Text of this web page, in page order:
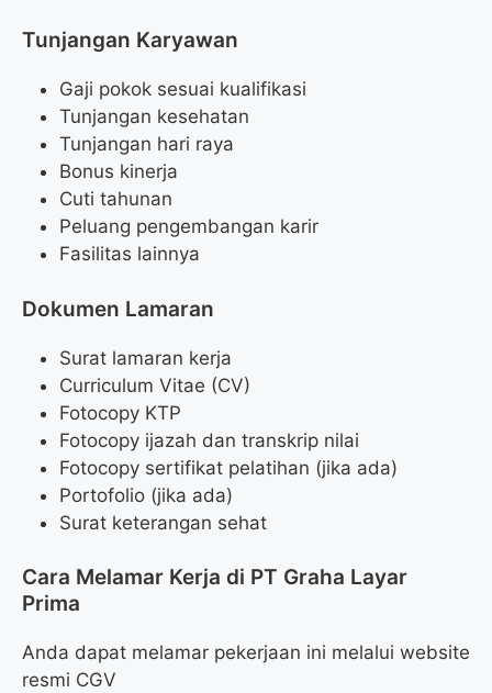
Tunjangan Karyawan
Gaji pokok sesuai kualifikasi
Tunjangan kesehatan
Tunjangan hari raya
Bonus kinerja
Cuti tahunan
Peluang pengembangan karir
Fasilitas lainnya
Dokumen Lamaran
Surat lamaran kerja
Curriculum Vitae (CV)
Fotocopy KTP
Fotocopy ijazah dan transkrip nilai
Fotocopy sertifikat pelatihan (jika ada)
Portofolio (jika ada)
Surat keterangan sehat
Cara Melamar Kerja di PT Graha Layar
Prima
Anda dapat melamar pekerjaan ini melalui website
resmi CGV